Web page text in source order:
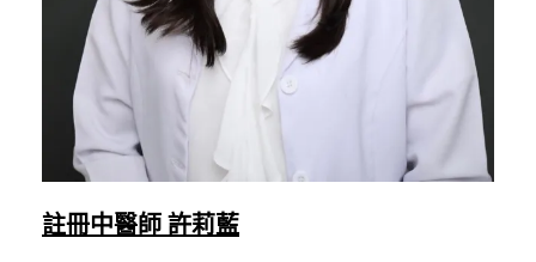
註冊中醫師 許莉藍